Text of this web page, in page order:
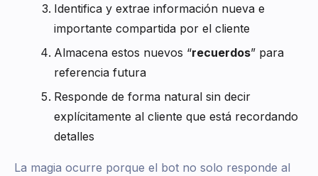
Identifica y extrae información nueva e
importante compartida por el cliente
Almacena estos nuevos “recuerdos” para
referencia futura
Responde de forma natural sin decir
explícitamente al cliente que está recordando
detalles
La magia ocurre porque el bot no solo responde al